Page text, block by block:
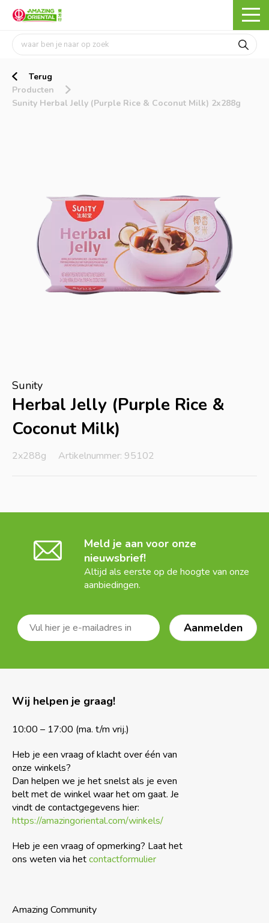
Terug
Producten
Sunity Herbal Jelly (Purple Rice & Coconut Milk) 2x288g
Sunity
Herbal Jelly (Purple Rice &
Coconut Milk)
2x288g Artikelnummer: 95102
Meld je aan voor onze
nieuwsbrief!
Altijd als eerste op de hoogte van onze
aanbiedingen.
Wij helpen je graag!
10:00 – 17:00 (ma. t/m vrij.)
Heb je een vraag of klacht over één van
onze winkels?
Dan helpen we je het snelst als je even
belt met de winkel waar het om gaat. Je
vindt de contactgegevens hier:
https://amazingoriental.com/winkels/
Heb je een vraag of opmerking? Laat het
ons weten via hetcontactformulier
Amazing Community